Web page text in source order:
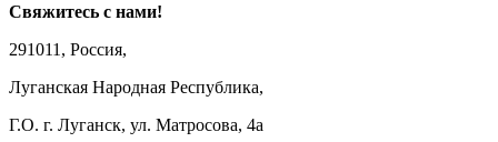
Свяжитесь с нами!
291011, Россия,
Луганская Народная Республика,
Г.О. г. Луганск, ул. Матросова, 4а